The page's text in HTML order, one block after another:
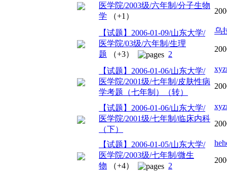
医学院/2003级/六年制/分子生物
学
（+1）
【试题】2006-01-09/山东大学/
医学院/03级/六年制/生理
题
（+3） 2
乌
【试题】2006-01-06/山东大学/
医学院/2001级/七年制/皮肤性病
学考题（七年制）（转）
【试题】2006-01-06/山东大学/
医学院/2001级/七年制/临床内科
（下）
【试题】2006-01-05/山东大学/
医学院/2003级/七年制/微生
物
（+4） 2